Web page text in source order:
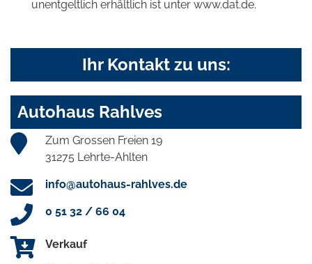
unentgeltlich erhältlich ist unter www.dat.de.
Ihr Kontakt zu uns:
Autohaus Rahlves
Zum Grossen Freien 19
31275 Lehrte-Ahlten
info@autohaus-rahlves.de
0 51 32 / 66 04
Verkauf